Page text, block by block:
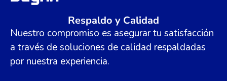
Respaldo y Calidad
Nuestro compromiso es asegurar tu satisfacción
a través de soluciones de calidad respaldadas
por nuestra experiencia.